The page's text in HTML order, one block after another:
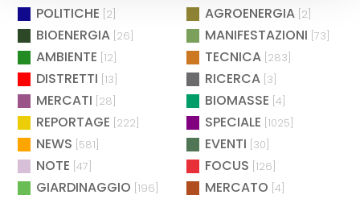
POLITICHE [2] AGROENERGIA [2]
BIOENERGIA [26] MANIFESTAZIONI [73]
AMBIENTE [12] TECNICA [283]
DISTRETTI [13] RICERCA [3]
MERCATI [28] BIOMASSE [4]
REPORTAGE [222] SPECIALE [1025]
NEWS [581] EVENTI [30]
NOTE [47] FOCUS [126]
GIARDINAGGIO [196] MERCATO [4]